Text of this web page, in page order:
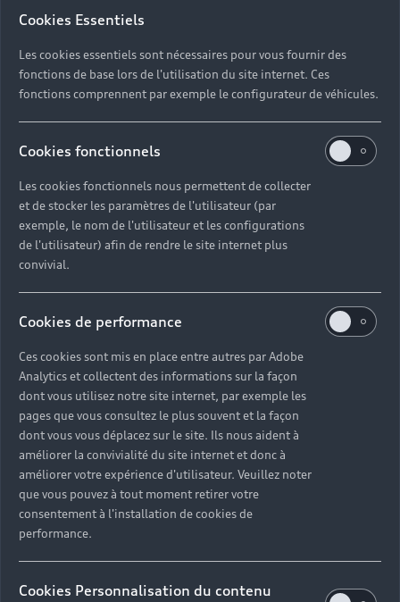
Nos équipes sont à votre écoute et vous offrent leurs
Saint-Denis à l’adresse suivante : 6 Rue Paul Henri
Découvrir la concession
Des équipes
expertes à votre
écoute dans
votre
concession Audi
Vert-Saint-Denis
Révisions et réparations, solutions de mobilité en
Cookies Essentiels
Les cookies essentiels sont nécessaires pour vous fournir des
fonctions de base lors de l'utilisation du site internet. Ces
fonctions comprennent par exemple le configurateur de véhicules.
Cookies fonctionnels
Les cookies fonctionnels nous permettent de collecter
et de stocker les paramètres de l'utilisateur (par
exemple, le nom de l'utilisateur et les configurations
de l'utilisateur) afin de rendre le site internet plus
convivial.
Cookies de performance
Ces cookies sont mis en place entre autres par Adobe
Analytics et collectent des informations sur la façon
dont vous utilisez notre site internet, par exemple les
pages que vous consultez le plus souvent et la façon
dont vous vous déplacez sur le site. Ils nous aident à
améliorer la convivialité du site internet et donc à
améliorer votre expérience d'utilisateur. Veuillez noter
que vous pouvez à tout moment retirer votre
consentement à l'installation de cookies de
performance.
Cookies Personnalisation du contenu